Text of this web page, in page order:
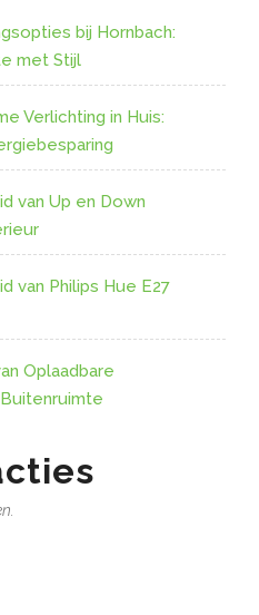
afzuigkap”
bij Hornbach:
met Stijl
Verlichting in Huis:
van Up en Down
van Philips Hue E27
Oplaadbare